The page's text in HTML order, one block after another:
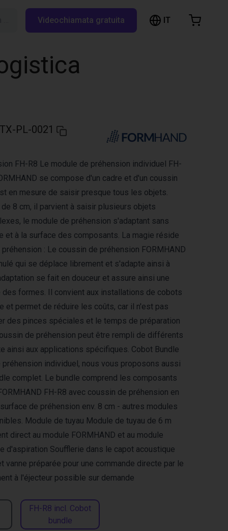
Videochiamata gratuita IT
PL-0021
FH-R8 incl. Cobot
bundle
FH-R8 Le module de préhension individuel FH-
se compose d'un cadre et d'un coussin
en mesure de saisir presque tous les objets.
8 cm, il parvient à saisir plusieurs objets
le module de préhension s'adaptant sans
et à la surface des composants. La magie réside
: Le coussin de préhension FORMHAND
qui se déplace librement et s'adapte ainsi à
se fait en douceur et assure ainsi une
formes. Il convient aux installations de cobots
et permet de réduire les coûts, car il n'est pas
des pinces spéciales et le temps de préparation
de préhension peut être rempli de différents
ainsi aux applications spécifiques. Cobot Bundle
préhension individuel, nous vous proposons aussi
complet. Le bundle comprend les composants
FH-R8 avec coussin de préhension en
de préhension env. 8 cm - autres modules
Module de tuyau Module de tuyau de 6 m
direct au module FORMHAND et au module
d'aspiration Soufflerie dans le capot acoustique
vanne préparée pour une commande directe par le
à l'éjecteur possible sur demande
Cart
Browse the shop